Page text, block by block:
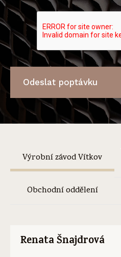
Odeslat poptávku
Výrobní závod Vítkov
Obchodní oddělení
Renata Šnajdrová